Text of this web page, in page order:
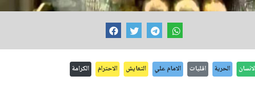
الحرية اقليات الامام علي التعايش الاحترام الكرامة